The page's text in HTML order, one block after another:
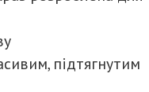
підтягнутим